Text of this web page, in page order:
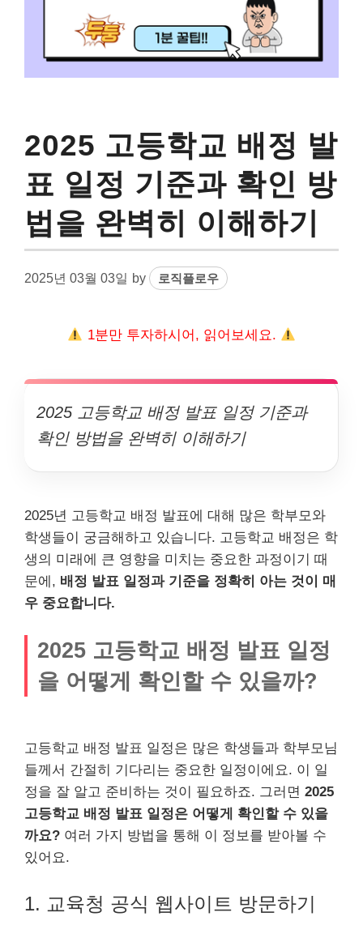
2025 고등학교 배정 발
표 일정 기준과 확인 방
법을 완벽히 이해하기
2025년 03월 03일 by 로직플로우
1분만 투자하시어, 읽어보세요.
2025 고등학교 배정 발표 일정 기준과
확인 방법을 완벽히 이해하기
2025년 고등학교 배정 발표에 대해 많은 학부모와
학생들이 궁금해하고 있습니다. 고등학교 배정은 학
생의 미래에 큰 영향을 미치는 중요한 과정이기 때
문에, 배정 발표 일정과 기준을 정확히 아는 것이 매
우 중요합니다.
2025 고등학교 배정 발표 일정
을 어떻게 확인할 수 있을까?
고등학교 배정 발표 일정은 많은 학생들과 학부모님
들께서 간절히 기다리는 중요한 일정이에요. 이 일
정을 잘 알고 준비하는 것이 필요하죠. 그러면 2025
고등학교 배정 발표 일정은 어떻게 확인할 수 있을
까요? 여러 가지 방법을 통해 이 정보를 받아볼 수
있어요.
1. 교육청 공식 웹사이트 방문하기